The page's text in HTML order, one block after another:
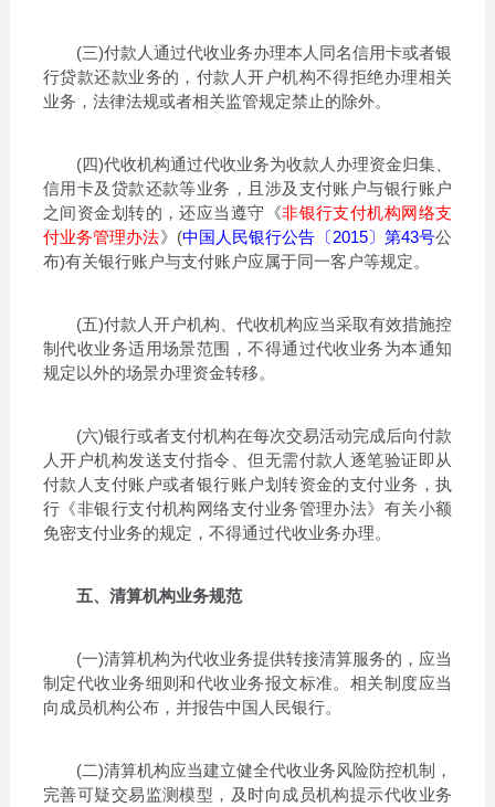
(三)付款人通过代收业务办理本人同名信用卡或者银
行贷款还款业务的，付款人开户机构不得拒绝办理相关
业务，法律法规或者相关监管规定禁止的除外。
(四)代收机构通过代收业务为收款人办理资金归集、
信用卡及贷款还款等业务，且涉及支付账户与银行账户
之间资金划转的，还应当遵守《非银行支付机构网络支
付业务管理办法》(中国人民银行公告〔2015〕第43号公
布)有关银行账户与支付账户应属于同一客户等规定。
(五)付款人开户机构、代收机构应当采取有效措施控
制代收业务适用场景范围，不得通过代收业务为本通知
规定以外的场景办理资金转移。
(六)银行或者支付机构在每次交易活动完成后向付款
人开户机构发送支付指令、但无需付款人逐笔验证即从
付款人支付账户或者银行账户划转资金的支付业务，执
行《非银行支付机构网络支付业务管理办法》有关小额
免密支付业务的规定，不得通过代收业务办理。
五、清算机构业务规范
(一)清算机构为代收业务提供转接清算服务的，应当
制定代收业务细则和代收业务报文标准。相关制度应当
向成员机构公布，并报告中国人民银行。
(二)清算机构应当建立健全代收业务风险防控机制，
完善可疑交易监测模型，及时向成员机构提示代收业务